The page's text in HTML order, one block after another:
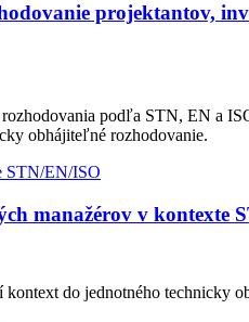
projektantov,
podľa STN, EN a
obhájiteľné rozhodovanie.
manažérov v kontexte
do jednotného technicky